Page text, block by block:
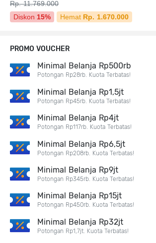
Rp. 11.769.000
Diskon 15% Hemat Rp. 1.670.000
PROMO VOUCHER
Minimal Belanja Rp500rb
Potongan Rp28rb. Kuota Terbatas!
Minimal Belanja Rp1,5jt
Potongan Rp45rb. Kuota Terbatas!
Minimal Belanja Rp4jt
Potongan Rp117rb. Kuota Terbatas!
Minimal Belanja Rp6,5jt
Potongan Rp208rb. Kuota Terbatas!
Minimal Belanja Rp9jt
Potongan Rp345rb. Kuota Terbatas!
Minimal Belanja Rp15jt
Potongan Rp450rb. Kuota Terbatas!
Minimal Belanja Rp32jt
Potongan Rp1,7jt. Kuota Terbatas!